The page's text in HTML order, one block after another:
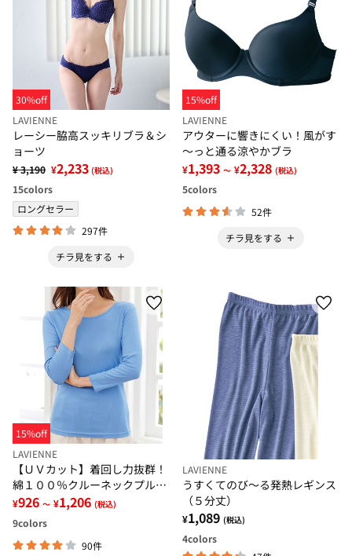
30%off
LAVIENNE
レーシー脇高スッキリブラ＆シ
ョーツ
¥ 3,190 ¥2,233 (税込)
15colors
ロングセラー
297件
チラ見をする
15%off
LAVIENNE
アウターに響きにくい！風がす
～っと通る涼やかブラ
¥1,393 ～ ¥2,328 (税込)
5colors
52件
チラ見をする
15%off
LAVIENNE
【ＵＶカット】着回し力抜群！
綿１００％クルーネックプルオ
ーバー（８分袖）＜カラフルコ
ットン＞
¥926 ～ ¥1,206 (税込)
9colors
90件
LAVIENNE
うすくてのび～る発熱レギンス
（５分丈）
¥1,089 (税込)
4colors